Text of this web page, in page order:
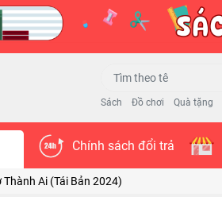
Sách Đồ chơi Quà tặng
Chính sách đổi trả
Thành Ai (Tái Bản 2024)